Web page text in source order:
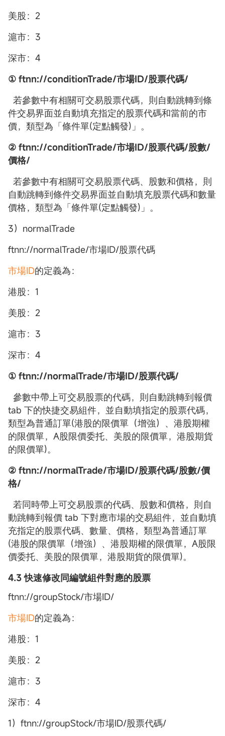
美股：2
滬市：3
深市：4
① ftnn://conditionTrade/市場ID/股票代碼/
若參數中有相關可交易股票代碼，則自動跳轉到條
件交易界面並自動填充指定的股票代碼和當前的市
價，類型為「條件單(定點觸發)」。
② ftnn://conditionTrade/市場ID/股票代碼/股數/
價格/
若參數中有相關可交易股票代碼、股數和價格，則
自動跳轉到條件交易界面並自動填充股票代碼和數量
價格，類型為「條件單(定點觸發)」。
3）normalTrade
ftnn://normalTrade/市場ID/股票代碼
市場ID的定義為：
港股：1
美股：2
滬市：3
深市：4
① ftnn://normalTrade/市場ID/股票代碼/
參數中帶上可交易股票的代碼，則自動跳轉到報價
tab 下的快捷交易組件，並自動填指定的股票代碼，
類型為普通訂單(港股的限價單（增強）、港股期權
的限價單，A股限價委托、美股的限價單，港股期貨
的限價單)。
② ftnn://normalTrade/市場ID/股票代碼/股數/價
格/
若同時帶上可交易股票的代碼、股數和價格，則自
動跳轉到報價 tab 下對應市場的交易組件，並自動填
充指定的股票代碼、數量、價格，類型為普通訂單
(港股的限價單（增強）、港股期權的限價單，A股限
價委托、美股的限價單，港股期貨的限價單)。
4.3 快速修改同編號組件對應的股票
ftnn://groupStock/市場ID/
市場ID的定義為：
港股：1
美股：2
滬市：3
深市：4
1）ftnn://groupStock/市場ID/股票代碼/